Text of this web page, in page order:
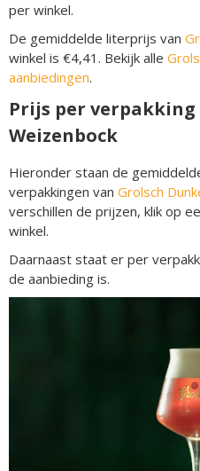
per winkel.
De gemiddelde literprijs van
winkel is €4,41. Bekijk alle
aanbiedingen.
Prijs per verpakking
Weizenbock
Hieronder staan de
verpakkingen van Grolsch
verschillen de prijzen, klik op
winkel.
Daarnaast staat er per
de aanbieding is.